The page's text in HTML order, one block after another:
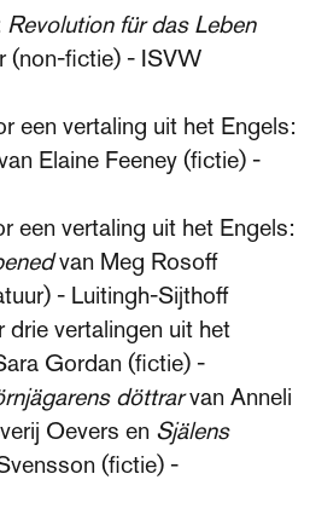
Revolution für das Leben
(non-fictie) - ISVW
een vertaling uit het Engels:
Elaine Feeney (fictie) -
een vertaling uit het Engels:
van Meg Rosoff
- Luitingh-Sijthoff
drie vertalingen uit het
Gordan (fictie) -
döttrarvan Anneli
Oevers en Själens
(fictie) -